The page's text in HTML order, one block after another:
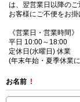
は、翌営業日以降のご
お客様にご不便をお
《営業日・営業時間》
平日 10:00～18:00
定休日(水曜日) 休業
(年末年始・夏季休業
お名前 !